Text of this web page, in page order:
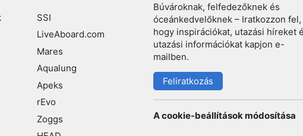
SSI
LiveAboard.com
Mares
Aqualung
Apeks
rEvo
Zoggs
Búvároknak, felfedezőknek és
óceánkedvelőknek – Iratkozzon fel,
hogy inspirációkat, utazási híreket
utazási információkat kapjon e-
mailben.
Feliratkozás
A cookie-beállítások módosítása